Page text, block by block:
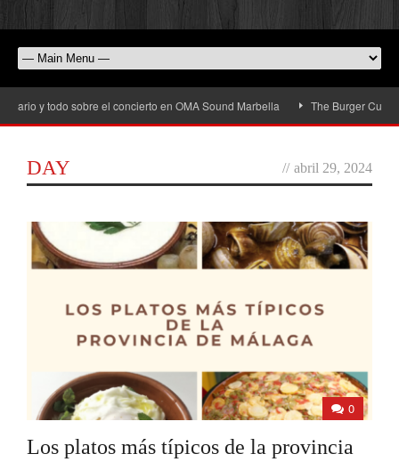
y todo sobre el concierto en OMA Sound Marbella The Burger Cup
DAY // abril 29, 2024
0
Los platos más típicos de la provincia